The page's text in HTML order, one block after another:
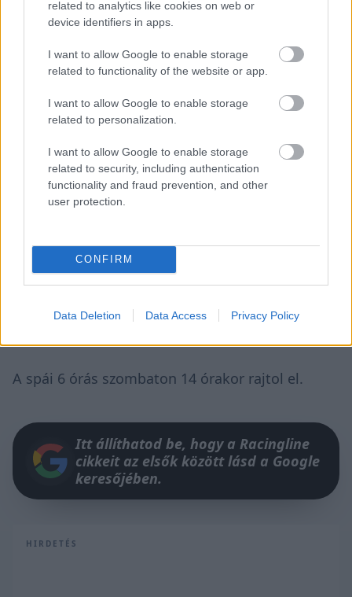
related to analytics like cookies on web or
device identifiers in apps.
I want to allow Google to enable storage
related to functionality of the website or app.
I want to allow Google to enable storage
related to personalization.
I want to allow Google to enable storage
related to security, including authentication
functionality and fraud prevention, and other
user protection.
CONFIRM
Data Deletion Data Access Privacy Policy
Az időmérő részletes végeredménye ITT érhető
A spái 6 órás szombaton 14 órakor rajtol el.
Itt állíthatod be, hogy a Racingline
cikkeit az elsők között lásd a Google
keresőjében.
HIRDETÉS